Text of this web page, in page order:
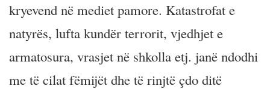
kryevend në mediet pamore. Katastrofat e
natyrës, lufta kundër terrorit, vjedhjet e
armatosura, vrasjet në shkolla etj. janë ndodhi
me të cilat fëmijët dhe të rinjtë çdo ditë